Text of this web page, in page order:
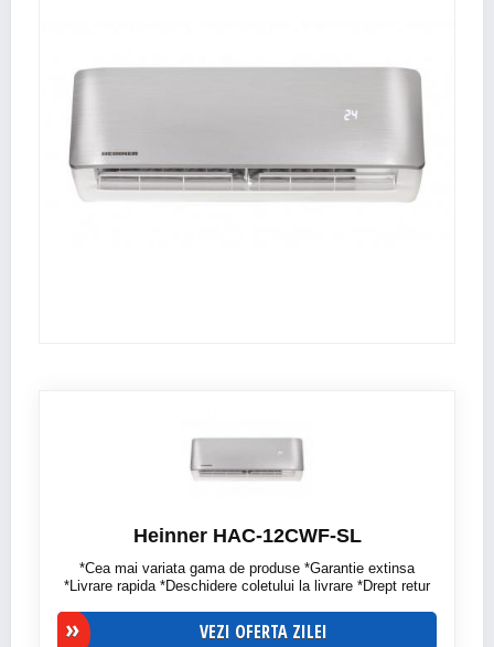
Heinner HAC-12CWF-SL
*Cea mai variata gama de produse *Garantie extinsa
*Livrare rapida *Deschidere coletului la livrare *Drept retur
VEZI OFERTA ZILEI